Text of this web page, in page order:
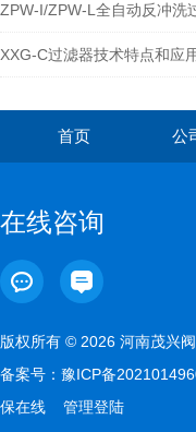
XXG-C过滤器技术特点和应
首页 公
在线咨询
版权所有 © 2026 河南茂兴
备案号： 豫ICP备
保在线
管理登陆